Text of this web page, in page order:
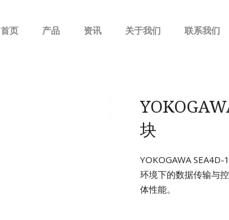
首页 产品 资讯 关于我们 联系我们
块
YOKOGAWA
环境下的数据传输与
体性能。